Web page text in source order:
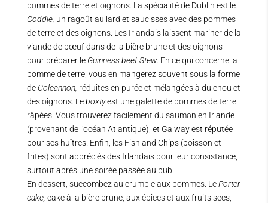
pommes de terre et oignons. La spécialité de Dublin est le
Coddle, un ragoût au lard et saucisses avec des pommes
de terre et des oignons. Les Irlandais laissent mariner de la
viande de bœuf dans de la bière brune et des oignons
pour préparer le Guinness beef Stew. En ce qui concerne la
pomme de terre, vous en mangerez souvent sous la forme
de Colcannon, réduites en purée et mélangées à du chou et
des oignons. Leboxtyest une galette de pommes de terre
râpées. Vous trouverez facilement du saumon en Irlande
(provenant de l’océan Atlantique), et Galway est réputée
pour ses huîtres. Enfin, les Fish and Chips (poisson et
frites) sont appréciés des Irlandais pour leur consistance,
surtout après une soirée passée au pub.
En dessert, succombez au crumble aux pommes. LePorter
cake, cake à la bière brune, aux épices et aux fruits secs,